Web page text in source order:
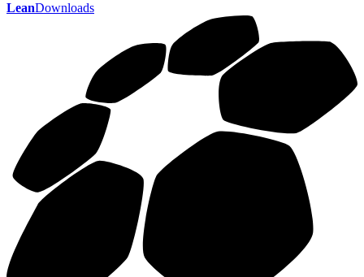
LeanDownloads